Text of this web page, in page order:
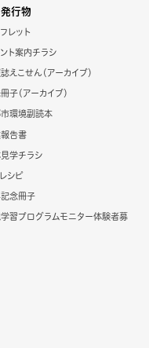
発行物
レット
ト案内チラシ
えこせん（アーカイブ）
子（アーカイブ）
市環境副読本
告書
見学チラシ
シピ
念冊子
習プログラムモニター体験者募